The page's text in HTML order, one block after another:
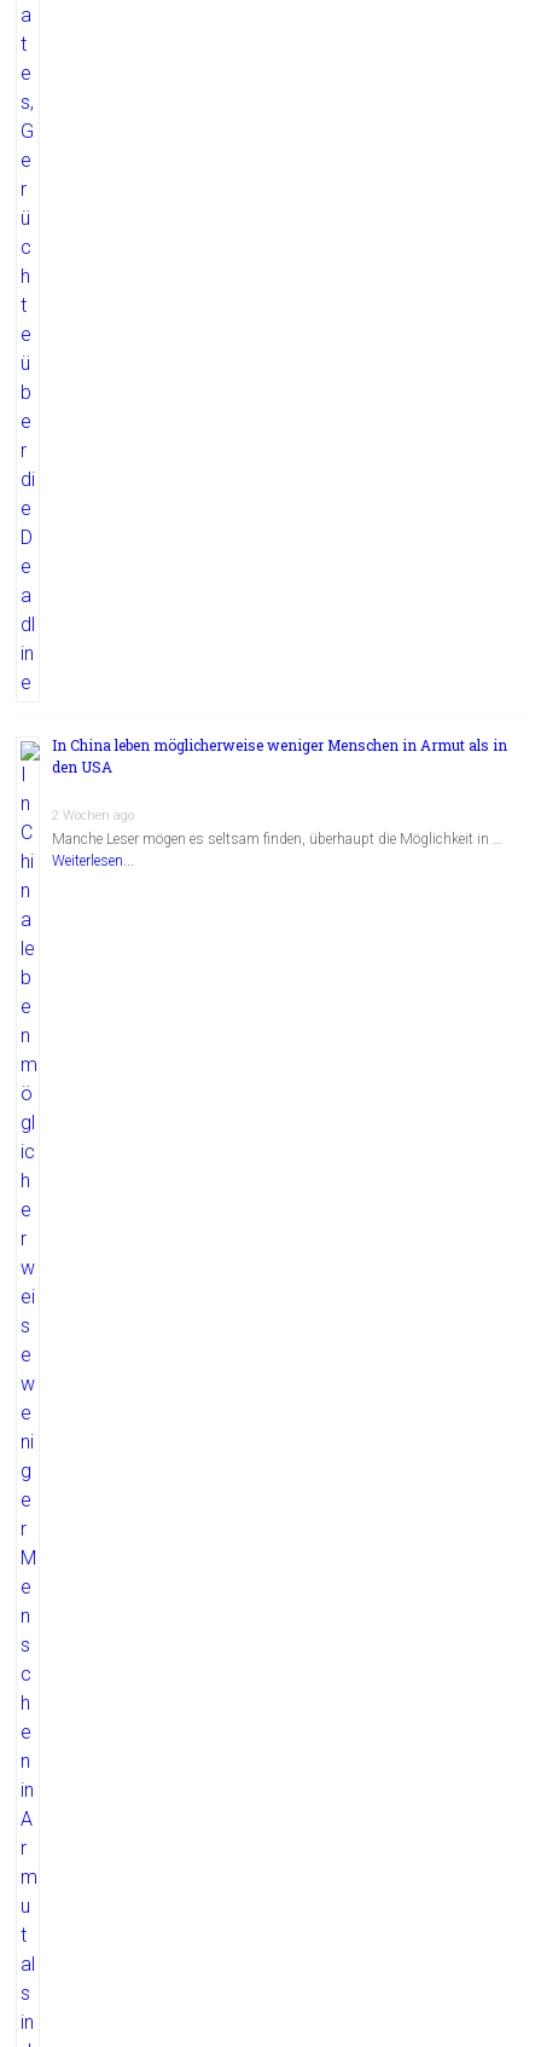
In China leben möglicherweise weniger Menschen in Armut als in
den USA
2 Wochen ago
Manche Leser mögen es seltsam finden, überhaupt die Möglichkeit in …
Weiterlesen...